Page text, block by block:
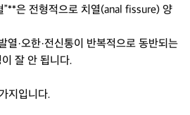
은 전형적으로 치열(anal fissure) 양
열·오한·전신통이 반복적으로 동반되는
잘 안 됩니다.
지입니다.